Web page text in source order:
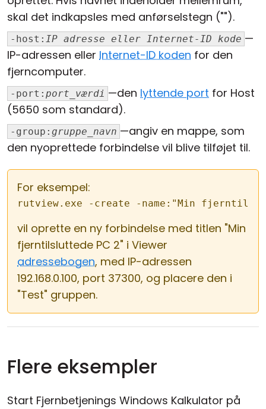
skal det indkapsles med anførselstegn ("").
-host: IP adresse eller Internet-ID kode —
IP-adressen eller Internet-ID koden for den
fjerncomputer.
-port: port_værdi —den lyttende port for Host
(5650 som standard).
-group: gruppe_navn —angiv en mappe, som
den nyoprettede forbindelse vil blive tilføjet til.
For eksempel:
rutview.exe -create -name:"Min
vil oprette en ny forbindelse med titlen "Min
fjerntilsluttede PC 2" i Viewer
adressebogen, med IP-adressen
192.168.0.100, port 37300, og placere den i
"Test" gruppen.
Flere eksempler
Start Fjernbetjenings Windows Kalkulator på